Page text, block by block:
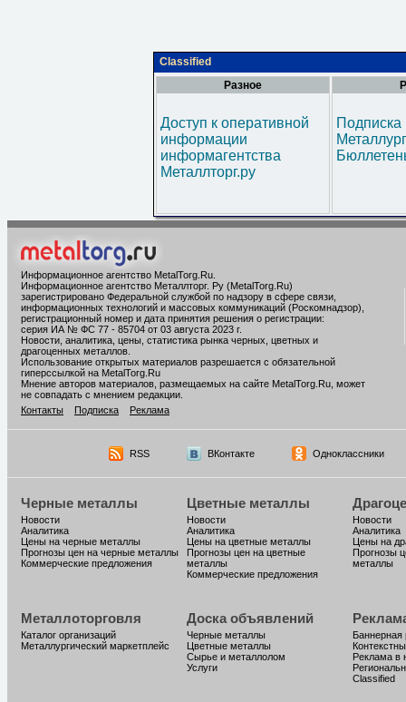
Classified
Разное
Доступ к оперативной
информации
информагентства
Металлторг.ру
Информационное агентство MetalTorg.Ru
Информационное агентство Металлторг. Ру (MetalTorg.Ru)
зарегистрировано Федеральной службой по надзору в сфере связи,
информационных технологий и массовых коммуникаций (Роскомнадзор),
регистрационный номер и дата принятия решения о регистрации:
серия ИА № ФС 77 - 85704 от 03 августа 2023 г.
Новости, аналитика, цены, статистика рынка черных, цветных и
драгоценных металлов.
Использование открытых материалов разрешается с обязательной
гиперссылкой на MetalTorg.Ru
Мнение авторов материалов, размещаемых на сайте MetalTorg.Ru, может
не совпадать с мнением редакции.
Контакты
Подписка Реклама
RSS ВКонтакте Одноклассники
Черные металлы
Новости
Аналитика
Цены на черные металлы
Прогнозы цен на черные металлы
Коммерческие предложения
Цветные металлы
Новости
Аналитика
Цены на цветные металлы
Прогнозы цен на цветные
металлы
Коммерческие предложения
Новости
Аналитика
Цены на
Прогнозы
металлы
Металлоторговля
Каталог организаций
Металлургический маркетплейс
Доска объявлений
Черные металлы
Цветные металлы
Сырье и металлолом
Услуги
Баннерная
Реклама в
Classified